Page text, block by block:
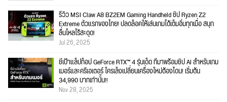
รีวิว MSI Claw A8 BZ2EM Gaming Handheld ชิป Ryzen Z2
Extreme ตัวแรกของไทย! ปลดล็อคให้เล่นเกมได้เต็มอิ่มทุกเมื่อ สนุก
ลื่นไหลไร้สะดุด!
Jul 26, 2025
ชี้เป้าแล็ปท็อป GeForce RTX™ 4 รุ่นเด็ด ที่มาพร้อมชิป AI สำหรับเกม
เมอร์และครีเอเตอร์ ใครเล็งเปลี่ยนเครื่องใหม่ต้องโดน! เริ่มต้น
34,990 บาทเท่านั้น!!
Nov 28, 2025